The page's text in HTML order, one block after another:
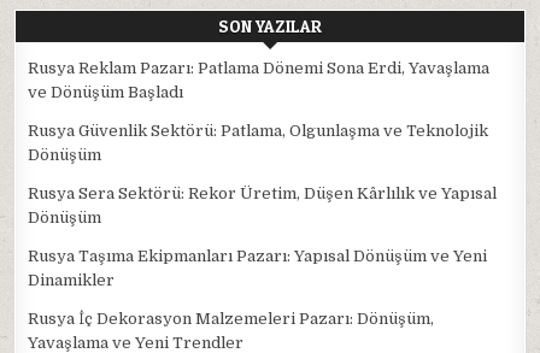
SON YAZILAR
Rusya Reklam Pazarı: Patlama Dönemi Sona Erdi, Yavaşlama
ve Dönüşüm Başladı
Rusya Güvenlik Sektörü: Patlama, Olgunlaşma ve Teknolojik
Dönüşüm
Rusya Sera Sektörü: Rekor Üretim, Düşen Kârlılık ve Yapısal
Dönüşüm
Rusya Taşıma Ekipmanları Pazarı: Yapısal Dönüşüm ve Yeni
Dinamikler
Rusya İç Dekorasyon Malzemeleri Pazarı: Dönüşüm,
Yavaşlama ve Yeni Trendler